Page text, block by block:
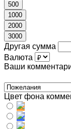
500
1000
2000
3000
Другая сумма
Валюта
Ваши
Цвет фона